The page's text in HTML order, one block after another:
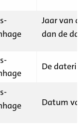
Jaar van
dan de
De
Datum